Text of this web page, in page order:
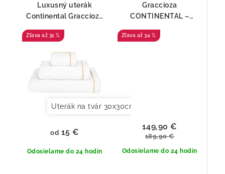
Luxusný uterák
Continental Graccioza
(550GSM)
až 31 %
Uterák na tvár 30x30cm
Odosielame do 24 hodín
od 15 €
Graccioza
CONTINENTAL –
predložka z prémiovej
až 34 %
Odosielame do 24 hodín
149,90 €
189,90 €